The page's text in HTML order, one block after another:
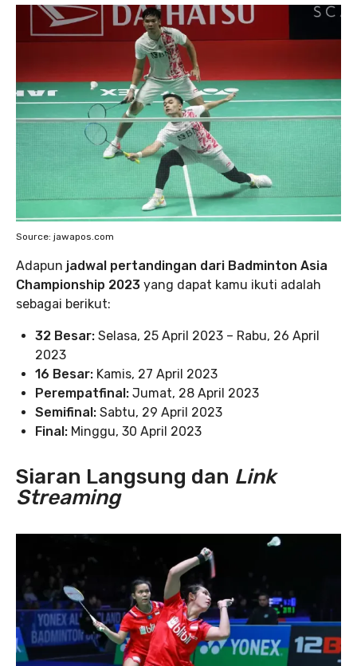
Source: jawapos.com
Adapun jadwal pertandingan dari Badminton Asia
Championship 2023 yang dapat kamu ikuti adalah
sebagai berikut:
32 Besar: Selasa, 25 April 2023 – Rabu, 26 April
2023
16 Besar: Kamis, 27 April 2023
Perempatfinal: Jumat, 28 April 2023
Semifinal: Sabtu, 29 April 2023
Final: Minggu, 30 April 2023
Siaran Langsung dan Link
Streaming